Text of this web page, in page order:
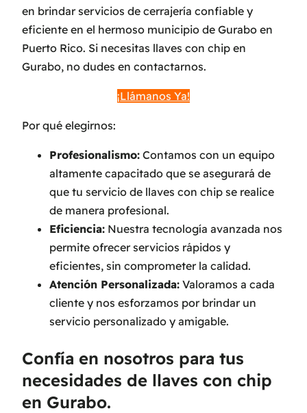
en brindar servicios de cerrajería confiable y
eficiente en el hermoso municipio de Gurabo en
Puerto Rico. Si necesitas llaves con chip en
Gurabo, no dudes en contactarnos.
¡Llámanos Ya!
Por qué elegirnos:
Profesionalismo: Contamos con un equipo
altamente capacitado que se asegurará de
que tu servicio de llaves con chip se realice
de manera profesional.
Eficiencia: Nuestra tecnología avanzada nos
permite ofrecer servicios rápidos y
eficientes, sin comprometer la calidad.
Atención Personalizada: Valoramos a cada
cliente y nos esforzamos por brindar un
servicio personalizado y amigable.
Confía en nosotros para tus
necesidades de llaves con chip
en Gurabo.